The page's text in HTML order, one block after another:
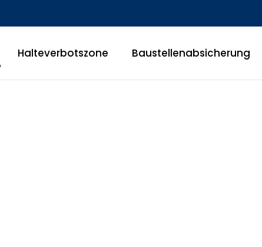
Halteverbotszone Baustellenabsicherung